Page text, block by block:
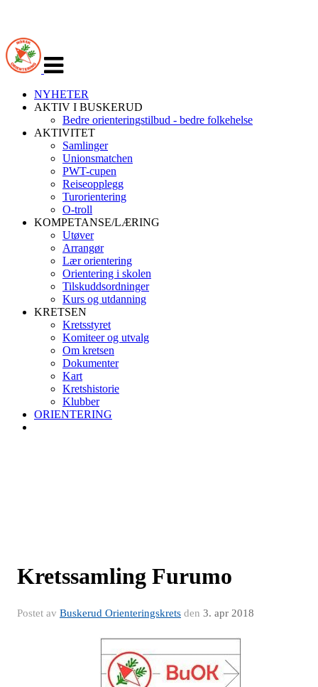
navigasjon
NYHETER
AKTIV I BUSKERUD
Bedre orienteringstilbud - bedre folkehelse
AKTIVITET
Samlinger
Unionsmatchen
PWT-cupen
Reiseopplegg
Turorientering
O-troll
KOMPETANSE/LÆRING
Utøver
Arrangør
Lær orientering
Orientering i skolen
Tilskuddsordninger
Kurs og utdanning
KRETSEN
Kretsstyret
Komiteer og utvalg
Om kretsen
Dokumenter
Kart
Kretshistorie
Klubber
ORIENTERING
Kretssamling Furumo
Postet av Buskerud Orienteringskrets den 3. apr 2018